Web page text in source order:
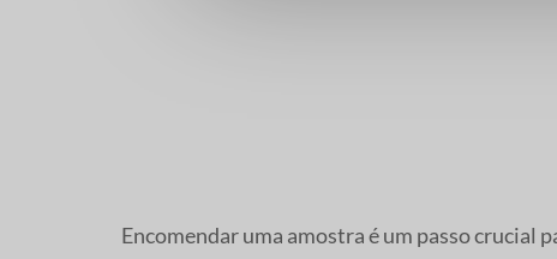
Encomendar uma amostra é um passo crucial